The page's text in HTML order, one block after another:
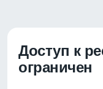
Доступ к
ограничен